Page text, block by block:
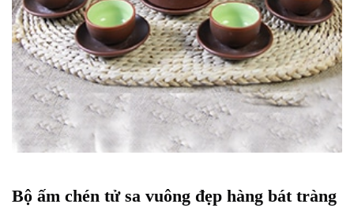
Bộ ấm chén tử sa vuông đẹp hàng bát tràng